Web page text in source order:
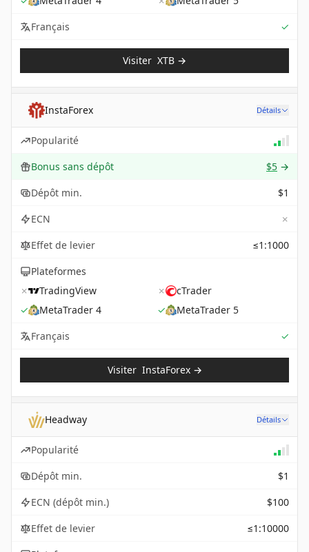
Français
✓
Visiter XTB →
InstaForex Détails
Popularité
Bonus sans dépôt
$5 →
Dépôt min.
$1
ECN
✗
Effet de levier
≤1:1000
Plateformes
✗
TradingView ✗
cTrader
✓
MetaTrader 4 ✓
MetaTrader 5
Français
✓
Visiter InstaForex→
Headway Détails
Popularité
Dépôt min.
$1
ECN (dépôt min.)
$100
Effet de levier
≤1:10000